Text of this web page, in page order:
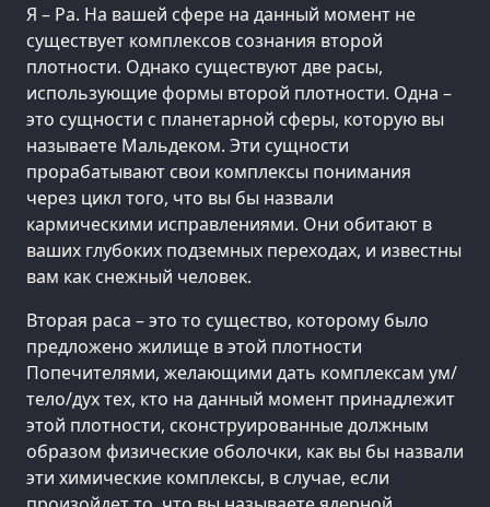
Я – Ра. На вашей сфере на данный момент не
существует комплексов сознания второй
плотности. Однако существуют две расы,
использующие формы второй плотности. Одна –
это сущности с планетарной сферы, которую вы
называете Мальдеком. Эти сущности
прорабатывают свои комплексы понимания
через цикл того, что вы бы назвали
кармическими исправлениями. Они обитают в
ваших глубоких подземных переходах, и известны
вам как снежный человек.
Вторая раса – это то существо, которому было
предложено жилище в этой плотности
Попечителями, желающими дать комплексам ум/
тело/дух тех, кто на данный момент принадлежит
этой плотности, сконструированные должным
образом физические оболочки, как вы бы назвали
эти химические комплексы, в случае, если